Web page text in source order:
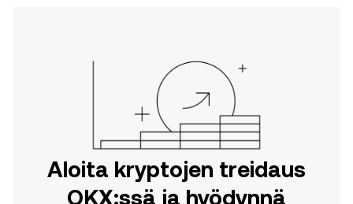
Aloita kryptojen treidaus
OKX:ssä ja hyödynnä